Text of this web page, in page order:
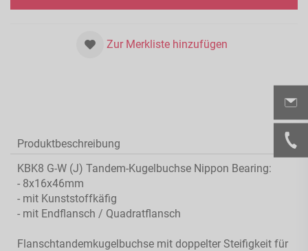
Zur Merkliste hinzufügen
Produktbeschreibung
KBK8 G-W (J) Tandem-Kugelbuchse Nippon Bearing:
- 8x16x46mm
- mit Kunststoffkäfig
- mit Endflansch / Quadratflansch
Flanschtandemkugelbuchse mit doppelter Steifigkeit für